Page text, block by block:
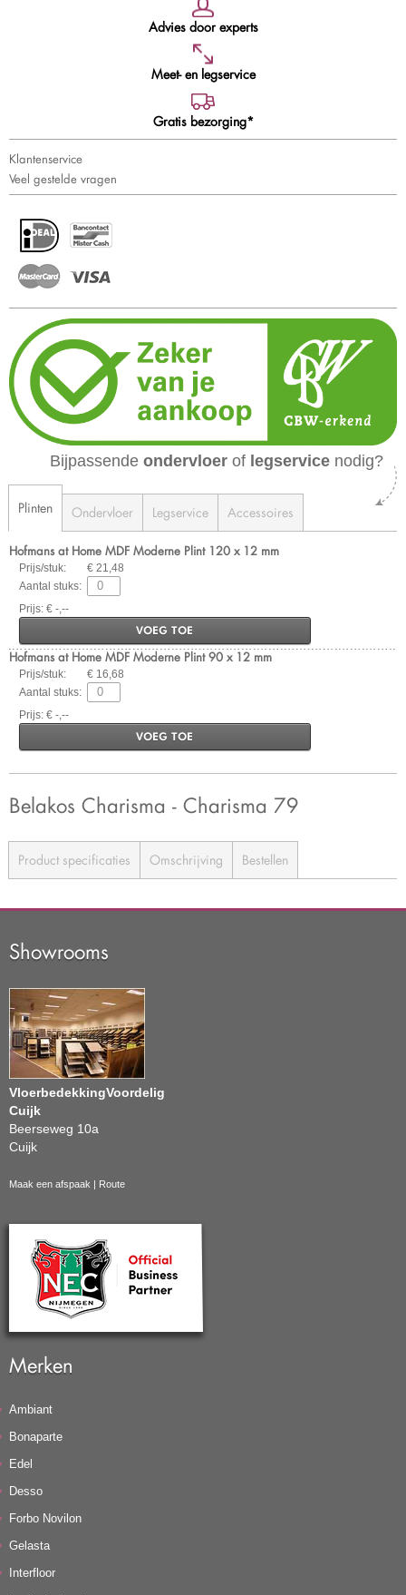
Advies door experts
Meet- en legservice
Gratis bezorging*
Klantenservice
Veel gestelde vragen
Bijpassende ondervloer of legservice nodig?
Plinten Ondervloer Legservice Accessoires
Hofmans at Home MDF Moderne Plint 120 x 12 mm
Prijs/stuk:
€ 21,48
Aantal stuks:
Prijs: € -,--
VOEG TOE
Hofmans at Home MDF Moderne Plint 90 x 12 mm
Prijs/stuk:
€ 16,68
Aantal stuks:
Prijs: € -,--
VOEG TOE
Belakos Charisma - Charisma 79
Product specificaties Omschrijving Bestellen
Showrooms
VloerbedekkingVoordelig
Cuijk
Beerseweg 10a
Cuijk
Maak een afspaak | Route
Merken
Ambiant
Bonaparte
Edel
Desso
Forbo Novilon
Gelasta
Interfloor